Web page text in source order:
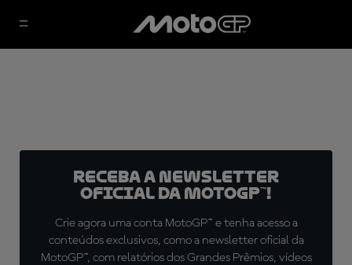
Receba a newsletter
oficial da MotoGP™!
Crie agora uma conta MotoGP™ e tenha acesso a
conteúdos exclusivos, como a newsletter oficial da
MotoGP™, com relatórios dos Grandes Prêmios, vídeos